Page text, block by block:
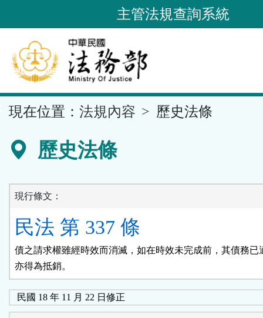
到
要
內
容
區
主管法規查詢系統
現在位置： 法規內容 歷史法條
歷史法條
現行條文：
民法 第 337 條
債之請求權雖經時效而消滅，如在時效未完成前，其債務已
亦得為抵銷。
民國 18 年 11 月 22 日修正